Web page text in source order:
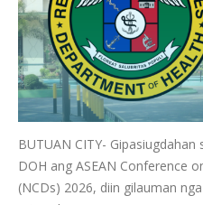
BUTUAN CITY-
DOH ang ASEAN Conference
(NCDs) 2026, diin gilauman